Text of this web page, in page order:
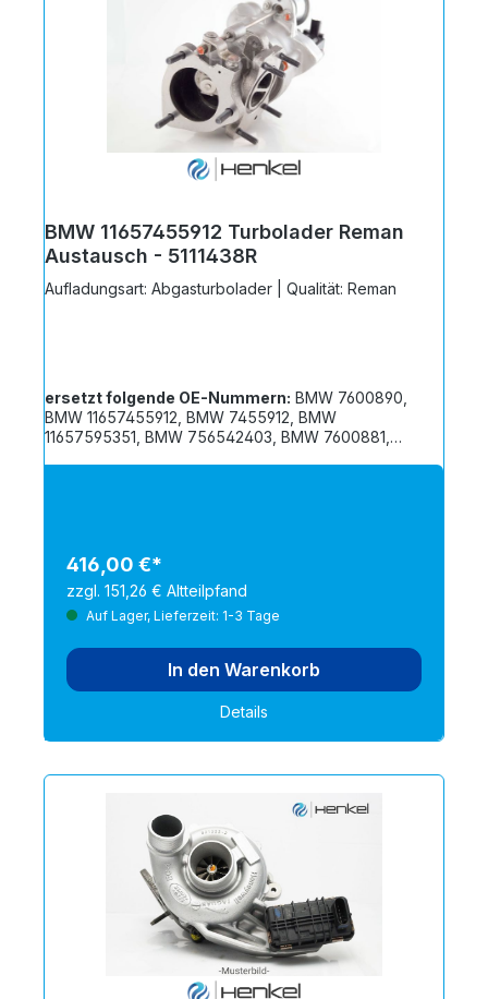
BMW 11657455912 Turbolader Reman
Austausch - 5111438R
Aufladungsart: Abgasturbolader | Qualität: Reman
ersetzt folgende OE-Nummern:
BMW 11657455912, BMW 7455912, BMW
11657595351, BMW 756542403, BMW 7600881,
1165756542402, BMW 11657600890, BMW
7647003, CITROËN/PEUGEOT 0375R4,
CITROËN/PEUGEOT V860288180, MINI 7565424-
02, MINI V75556978004, MINI 7565424-01, MINI
416,00 €*
zzgl. 151,26 € Altteilpfand
Auf Lager, Lieferzeit: 1-3 Tage
In den Warenkorb
Details